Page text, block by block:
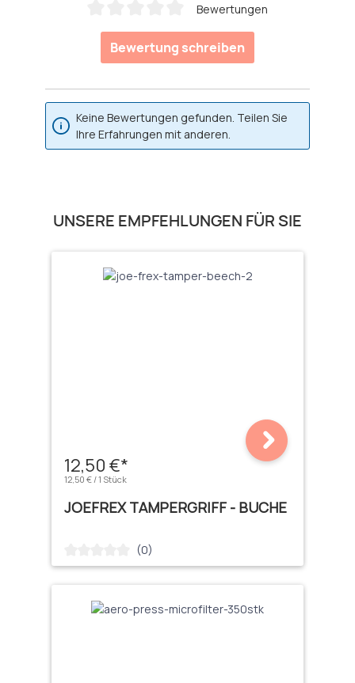
Bewertungen
Bewertung schreiben
Keine Bewertungen gefunden. Teilen Sie
Ihre Erfahrungen mit anderen.
Produktgalerie überspringen
UNSERE EMPFEHLUNGEN FÜR SIE
12,50 €*
12,50 € / 1 Stück
JOEFREX TAMPERGRIFF - BUCHE
Durchschnittliche Bewertung von 0 von 5 Sternen
(0)